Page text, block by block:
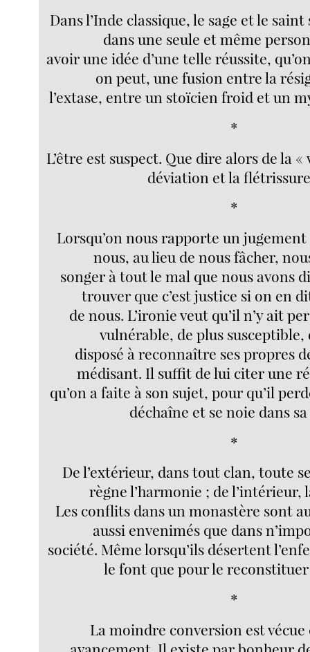
Dans l’Inde classique, le sage et le
dans une seule et même
avoir une idée d’une telle réussite,
on peut, une fusion entre la
l’extase, entre un stoïcien froid et un
*
L’être est suspect. Que dire alors de la
déviation et la
*
Lorsqu’on nous rapporte un
nous, au lieu de nous fâcher,
songer à tout le mal que nous avons
trouver que c’est justice si on en
de nous. L’ironie veut qu’il n’y ait
vulnérable, de plus susceptible,
disposé à reconnaître ses propres
médisant. Il suffit de lui citer une
qu’on a faite à son sujet, pour qu’il
déchaîne et se noie dans
*
De l’extérieur, dans tout clan, toute
règne l’harmonie ; de l’intérieur,
Les conflits dans un monastère sont
aussi envenimés que dans
société. Même lorsqu’ils désertent
le font que pour le
*
La moindre conversion est